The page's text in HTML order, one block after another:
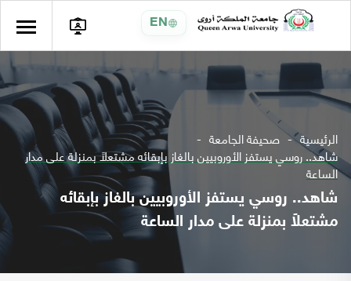
EN
الرئيسية صحيفة الجامعة
شاهد.. روسي يستفز الأوروبيين بالغاز بإبقائه مشتعلاً بمنزلة على مدار
الساعة
شاهد.. روسي يستفز الأوروبيين بالغاز بإبقائه
مشتعلاً بمنزلة على مدار الساعة